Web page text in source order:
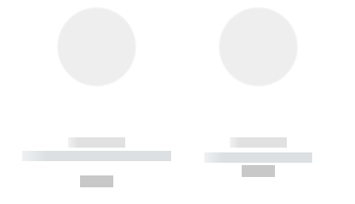
------------
----------- ----------- --------
------------
----------- -----------